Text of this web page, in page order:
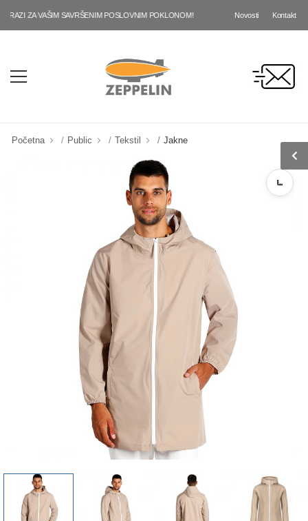
ZA VAŠIM SAVRŠENIM POSLOVNIM POKLONOM! Novosti Kontakt
Početna Public Tekstil Jakne